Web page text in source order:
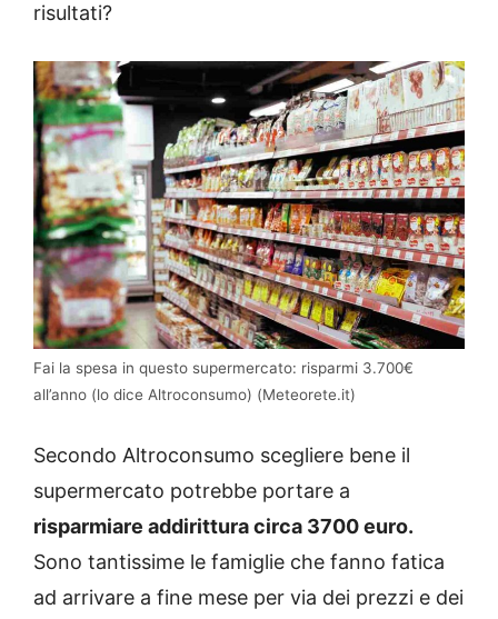
risultati?
Fai la spesa in questo supermercato: risparmi 3.700€
all’anno (lo dice Altroconsumo) (Meteorete.it)
Secondo Altroconsumo scegliere bene il
supermercato potrebbe portare a
risparmiare addirittura circa 3700 euro.
Sono tantissime le famiglie che fanno fatica
ad arrivare a fine mese per via dei prezzi e dei